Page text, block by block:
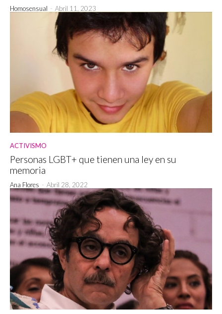
Homosensual - Abril 11, 2023
ACTIVISMO
Personas LGBT+ que tienen una ley en su
memoria
Ana Flores - Abril 28, 2022